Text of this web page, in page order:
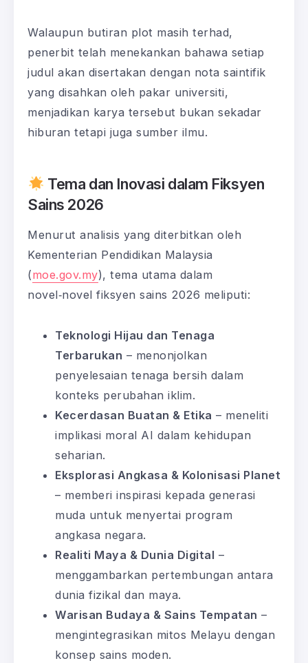
Walaupun butiran plot masih terhad,
penerbit telah menekankan bahawa setiap
judul akan disertakan dengan nota saintifik
yang disahkan oleh pakar universiti,
menjadikan karya tersebut bukan sekadar
hiburan tetapi juga sumber ilmu.
Tema dan Inovasi dalam Fiksyen
Sains 2026
Menurut analisis yang diterbitkan oleh
Kementerian Pendidikan Malaysia
(moe.gov.my), tema utama dalam
novel‑novel fiksyen sains 2026 meliputi:
Teknologi Hijau dan Tenaga
Terbarukan – menonjolkan
penyelesaian tenaga bersih dalam
konteks perubahan iklim.
Kecerdasan Buatan & Etika – meneliti
implikasi moral AI dalam kehidupan
seharian.
Eksplorasi Angkasa & Kolonisasi Planet
– memberi inspirasi kepada generasi
muda untuk menyertai program
angkasa negara.
Realiti Maya & Dunia Digital –
menggambarkan pertembungan antara
dunia fizikal dan maya.
Warisan Budaya & Sains Tempatan –
mengintegrasikan mitos Melayu dengan
konsep sains moden.